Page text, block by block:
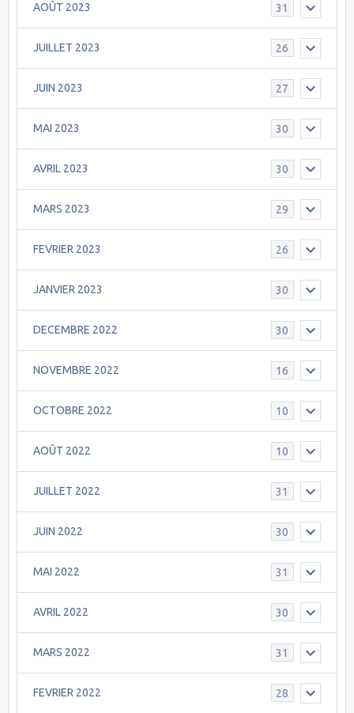
AOÛT 2023 31
JUILLET 2023 26
JUIN 2023 27
MAI 2023 30
AVRIL 2023 30
MARS 2023 29
FEVRIER 2023 26
JANVIER 2023 30
DECEMBRE 2022 30
NOVEMBRE 2022 16
OCTOBRE 2022 10
AOÛT 2022 10
JUILLET 2022 31
JUIN 2022 30
MAI 2022 31
AVRIL 2022 30
MARS 2022 31
FEVRIER 2022 28